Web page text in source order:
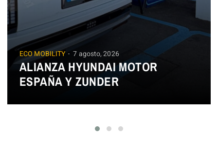
ECO MOBILITY 7 agosto, 2026
ALIANZA HYUNDAI MOTOR
ESPAÑA Y ZUNDER